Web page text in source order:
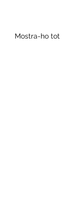
Mostra-ho tot